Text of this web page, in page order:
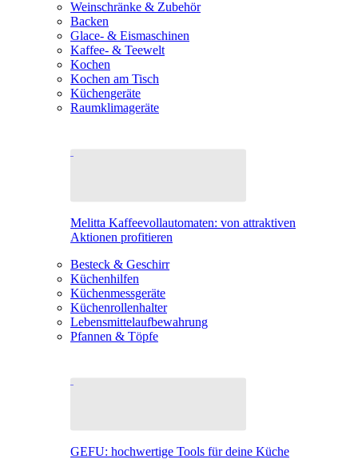
Weinschränke & Zubehör
Backen
Glace- & Eismaschinen
Kaffee- & Teewelt
Kochen
Kochen am Tisch
Küchengeräte
Raumklimageräte
Melitta Kaffeevollautomaten: von attraktiven
Aktionen profitieren
Besteck & Geschirr
Küchenhilfen
Küchenmessgeräte
Küchenrollenhalter
Lebensmittelaufbewahrung
Pfannen & Töpfe
GEFU: hochwertige Tools für deine Küche